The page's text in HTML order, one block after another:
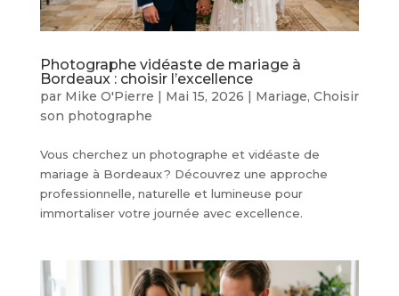
Photographe vidéaste de mariage à
Bordeaux : choisir l’excellence
par Mike O'Pierre Mai 15, 2026 Mariage, Choisir
son photographe
Vous cherchez un photographe et vidéaste de
mariage à Bordeaux ? Découvrez une approche
professionnelle, naturelle et lumineuse pour
immortaliser votre journée avec excellence.